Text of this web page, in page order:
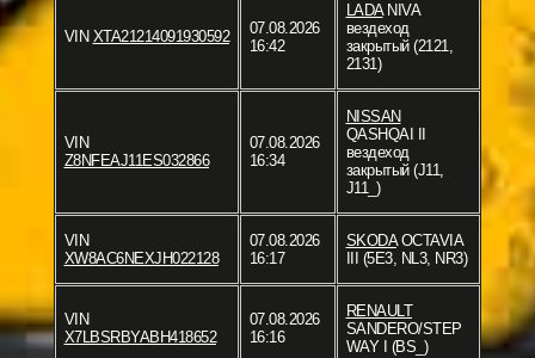
VIN XTA21214091930592
07.08.2026
16:42
LADANIVA
вездеход
закрытый (2121,
2131)
VIN
Z8NFEAJ11ES032866
07.08.2026
16:34
NISSAN
QASHQAI II
вездеход
закрытый (J11,
J11_)
VIN
XW8AC6NEXJH022128
07.08.2026
16:17
SKODAOCTAVIA
III (5E3, NL3, NR3)
VIN
X7LBSRBYABH418652
07.08.2026
16:16
RENAULT
SANDERO/STEP
WAY I (BS_)